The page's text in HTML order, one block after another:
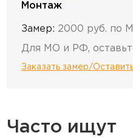
Монтаж
Замер: 2000 руб. по
Для МО и РФ,
Заказать замер/
Часто ищут